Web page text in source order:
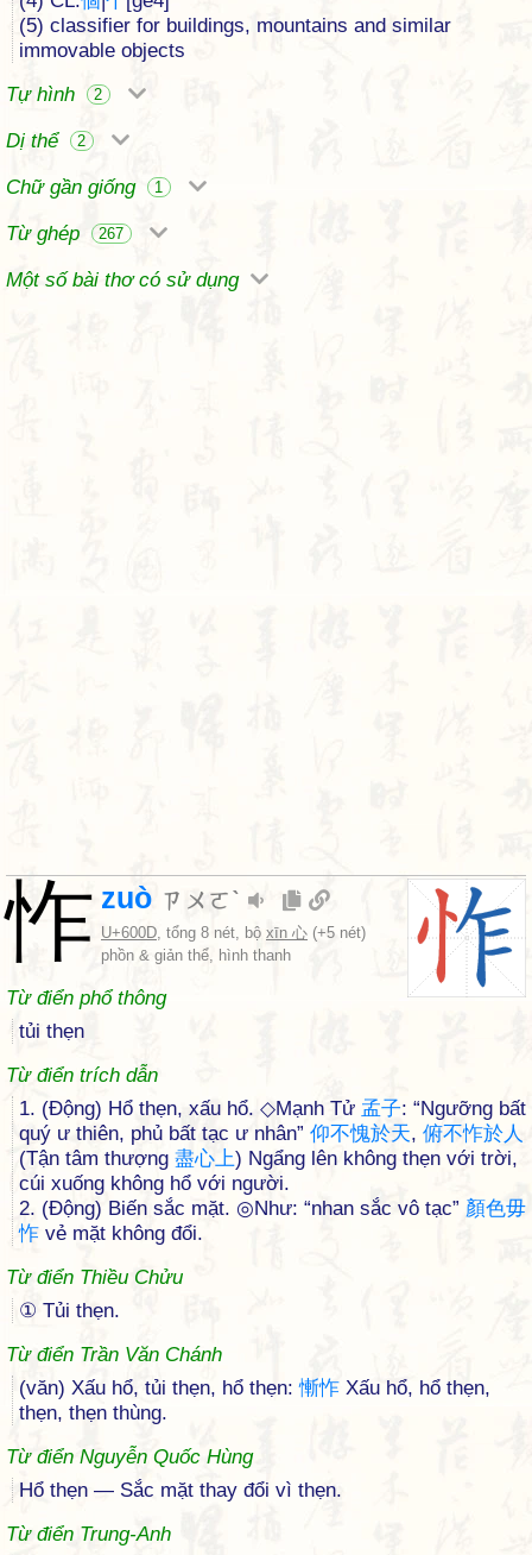
(5) classifier for buildings, mountains and similar
immovable objects
Tự hình
2
Dị thể 2
Chữ gần giống 1
Từ ghép 267
Một số bài thơ có sử dụng
怍 zuò ㄗㄨㄛˋ
U+600D, tổng 8 nét, bộ xīn 心 (+5 nét)
phồn & giản thể, hình thanh
Từ điển phổ thông
tủi thẹn
Từ điển trích dẫn
1. (Động) Hổ thẹn, xấu hổ. ◇Mạnh Tử 孟子: “Ngưỡng bất
quý ư thiên, phủ bất tạc ư nhân” 仰不愧於天, 俯不怍於人
(Tận tâm thượng 盡心上) Ngẩng lên không thẹn với trời,
cúi xuống không hổ với người.
2. (Động) Biến sắc mặt. ◎Như: “nhan sắc vô tạc” 顏色毋
怍 vẻ mặt không đổi.
Từ điển Thiều Chửu
① Tủi thẹn.
Từ điển Trần Văn Chánh
(văn) Xấu hổ, tủi thẹn, hổ thẹn:慚怍 Xấu hổ, hổ thẹn,
thẹn, thẹn thùng.
Từ điển Nguyễn Quốc Hùng
Hổ thẹn — Sắc mặt thay đổi vì thẹn.
Từ điển Trung-Anh